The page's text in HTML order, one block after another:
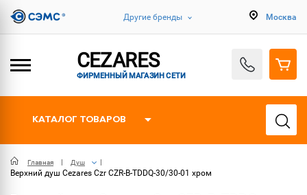
Другие бренды Москва
CEZARES
ФИРМЕННЫЙ МАГАЗИН СЕТИ
КАТАЛОГ ТОВАРОВ
Главная Душ
Верхний душ Cezares Czr CZR-B-TDDQ-30/30-01 хром